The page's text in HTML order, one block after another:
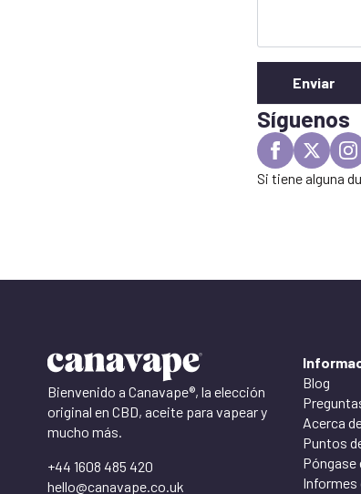
Enviar
Síguenos
Si tiene alguna
Bienvenido a Canavape®, la elección
original en CBD, aceite para vapear y
mucho más.
+44 1608 485 420
hello@canavape.co.uk
Blog
Acerca
Puntos
Informes